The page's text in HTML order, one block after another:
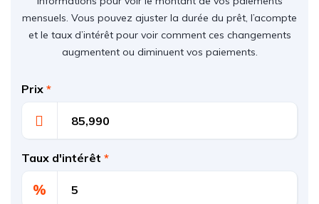
mensuels. Vous pouvez ajuster la durée du prêt, l’acompte
et le taux d’intérêt pour voir comment ces changements
augmentent ou diminuent vos paiements.
Prix *
Taux d'intérêt *
%